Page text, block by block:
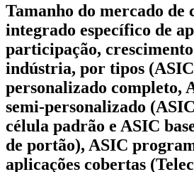
Tamanho do mercado de
integrado específico de
participação,
indústria, por tipos (ASIC
personalizado completo,
semi-personalizado
célula padrão e ASIC
de portão), ASIC
aplicações cobertas